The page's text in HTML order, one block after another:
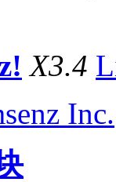
X3.4
Inc.